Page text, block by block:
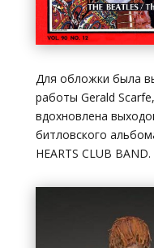
Для обложки была
работы Gerald
вдохновлена
битловского
HEARTS CLUB BAND.